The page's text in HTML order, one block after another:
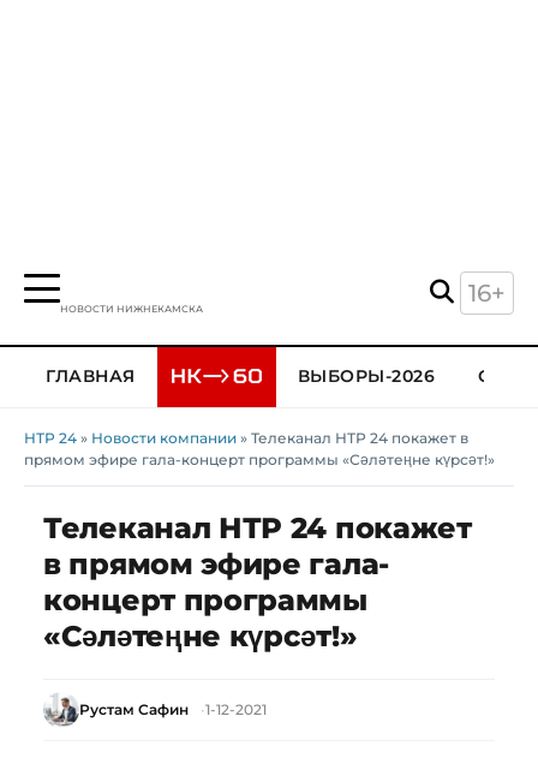
НОВОСТИ НИЖНЕКАМСКА
16+
ГЛАВНАЯ ВЫБОРЫ-2026
НТР 24 » Новости компании » Телеканал НТР 24 покажет в
прямом эфире гала-концерт программы «Сәләтеңне күрсәт!»
Телеканал НТР 24 покажет
в прямом эфире гала-
концерт программы
«Сәләтеңне күрсәт!»
Рустам Сафин 1-12-2021